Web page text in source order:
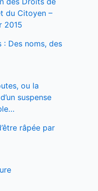
du Citoyen –
2015
: Des noms, des
ou la
suspense
râpée par